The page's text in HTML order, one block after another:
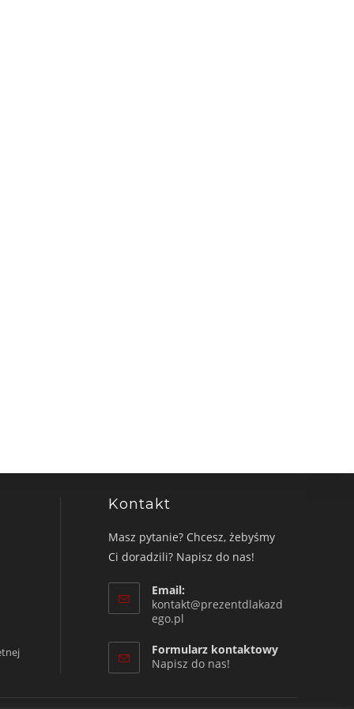
Kontakt
Masz pytanie? Chcesz, żebyśmy
Ci doradzili? Napisz do nas!
Email:
kontakt@prezentdlakazd
ego.pl
your
application
Formularz kontaktowy
Napisz do nas!